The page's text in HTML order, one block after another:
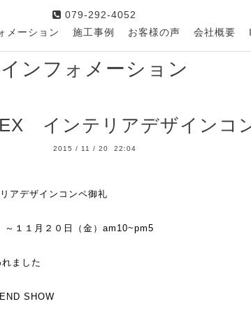
079-292-4052
メーション 施工事例 お客様の声 会社概要
インフォメーション
インテリアデザインコ
2015 / 11 / 20 22:04
アデザインコンペ御礼
１１月２０日（金） am10~pm5
ました
SHOW